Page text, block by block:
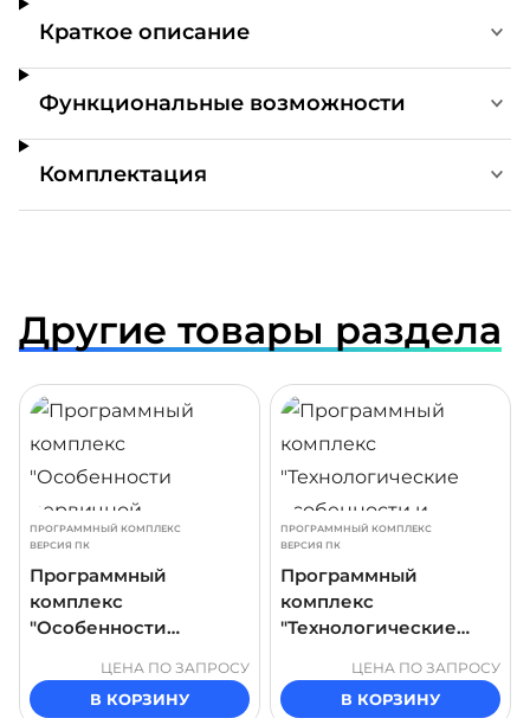
Краткое описание
Функциональные возможности
Комплектация
Другие товары раздела
ПРОГРАММНЫЙ КОМПЛЕКС
ВЕРСИЯ ПК
Программный
комплекс
"Особенности
переработки нефти
ЭЛОУ-АВТ"
ЦЕНА ПО ЗАПРОСУ
В КОРЗИНУ
ПРОГРАММНЫЙ КОМПЛЕКС
ВЕРСИЯ ПК
Программный
комплекс
"Технологические
устройство установки
получения водорода
ЦЕНА ПО ЗАПРОСУ
В КОРЗИНУ
ПОДРОБНЕЕ